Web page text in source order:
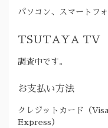
パソコン、スマートフ
TSUTAYA TV
調査中です。
お支払い方法
クレジットカード（
Express）